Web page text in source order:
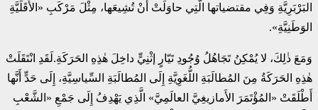
البَرْبَرِيَّةِ وَفِي مقتضياتها الَّتِي حاوَلَتْ أَنْ تُشِيعَها، مِثْلَ مَرْكَبِ «الأَقَلِّيَّةِ
الوَطَنِيَّةِ».
وَمَعَ ذٰلِكَ، لا يُمْكِنُ تَجَاهُلُ وُجُودِ تَيّارٍ إثْنِيٍّ داخِلَ هٰذِهِ الحَرَكَةِ.لَقَدِ انْتَقَلَتْ
هٰذِهِ الحَرَكَةُ مِنَ المُطالَبَةِ اللُّغَوِيَّةِ إِلَى المُطالَبَةِ السِّياسِيَّةِ، إِلَى حَدٍّ أَنَّها
أَطْلَقَتْ «المُؤْتَمَرَ الأَمازيغِيَّ العالَمِيَّ» الَّذِي يَهْدِفُ إِلَى جَمْعِ «الشَّعْبِ